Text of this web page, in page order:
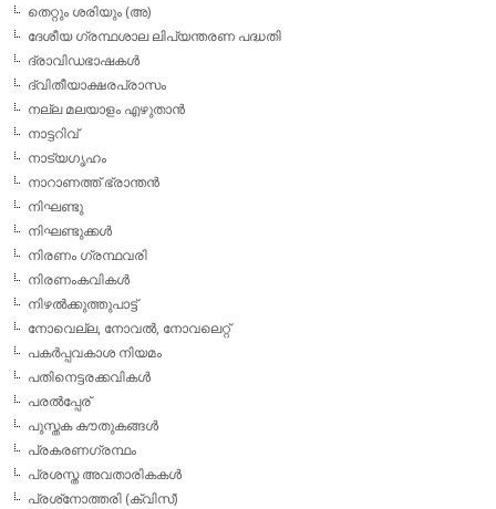
തെറ്റും ശരിയും (അ)
ദേശീയ ഗ്രന്ഥശാല ലിപ്യന്തരണ പദ്ധതി
ദ്രാവിഡഭാഷകള്‍
ദ്വിതീയാക്ഷരപ്രാസം
നല്ല മലയാളം എഴുതാന്‍
നാട്ടറിവ്
നാട്യഗൃഹം
നാറാണത്ത് ഭ്രാന്തന്‍
നിഘണ്ടു
നിഘണ്ടുക്കള്‍
നിരണം ഗ്രന്ഥവരി
നിരണംകവികള്‍
നിഴല്‍ക്കുത്തുപാട്ട്
നോവെല്ല, നോവല്‍, നോവലെറ്റ്
പകര്‍പ്പവകാശ നിയമം
പതിനെട്ടരക്കവികള്‍
പരല്‍പ്പേര്
പുസ്തക കൗതുകങ്ങള്‍
പ്രകരണഗ്രന്ഥം
പ്രശസ്ത അവതാരികകള്‍
പ്രശ്‌നോത്തരി (ക്വിസ്)